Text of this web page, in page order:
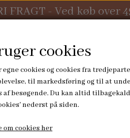
FRAGT - Ved køb over
cookies
egne cookies og cookies fra
til markedsføring og til at
af besøgende. Du kan altid
nederst på siden.
om cookies her